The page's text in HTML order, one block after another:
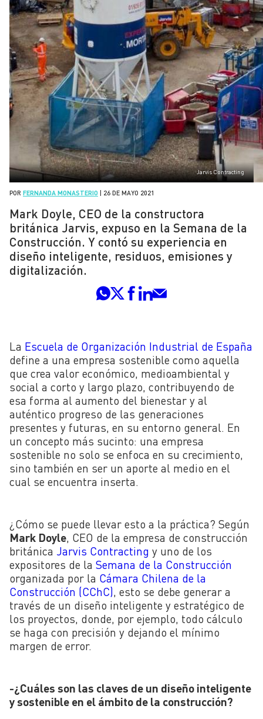
Jarvis Contracting
POR FERNANDA MONASTERIO 26 DE MAYO 2021
Mark Doyle, CEO de la constructora
británica Jarvis, expuso en la Semana de la
Construcción. Y contó su experiencia en
diseño inteligente, residuos, emisiones y
digitalización.
La Escuela de Organización Industrial de España
define a una empresa sostenible como aquella
que crea valor económico, medioambiental y
social a corto y largo plazo, contribuyendo de
esa forma al aumento del bienestar y al
auténtico progreso de las generaciones
presentes y futuras, en su entorno general. En
un concepto más sucinto: una empresa
sostenible no solo se enfoca en su crecimiento,
sino también en ser un aporte al medio en el
cual se encuentra inserta.
¿Cómo se puede llevar esto a la práctica? Según
Mark Doyle, CEO de la empresa de construcción
británica Jarvis Contracting y uno de los
expositores de la Semana de la Construcción
organizada por la Cámara Chilena de la
Construcción (CChC), esto se debe generar a
través de un diseño inteligente y estratégico de
los proyectos, donde, por ejemplo, todo cálculo
se haga con precisión y dejando el mínimo
margen de error.
-¿Cuáles son las claves de un diseño inteligente
y sostenible en el ámbito de la construcción?